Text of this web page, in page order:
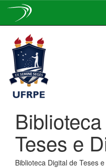
navigation
Teses e
Biblioteca Digital de Teses